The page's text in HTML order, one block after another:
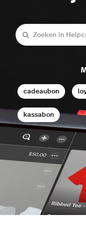
Zoeken
cadeaubon
kassabon